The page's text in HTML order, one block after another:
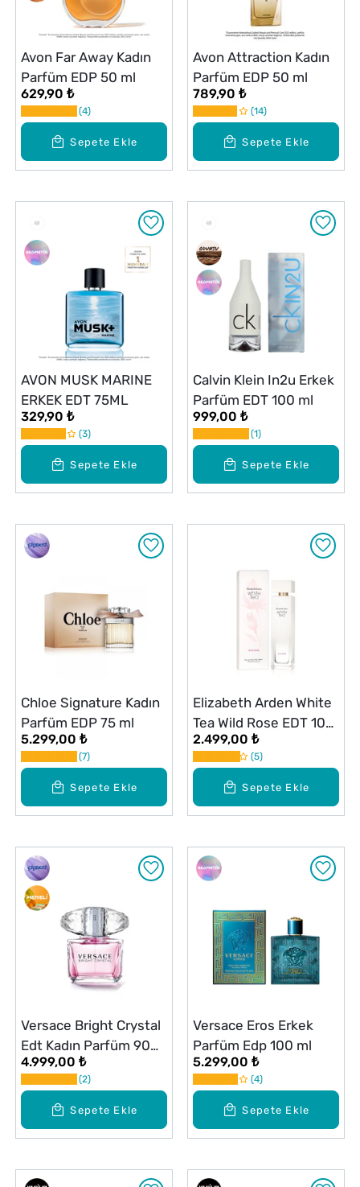
Sepete Ekle
Avon Far Away Kadın
Parfüm EDP 50 ml
629,90 ₺
4
Sepete Ekle
Avon Attraction Kadın
Parfüm EDP 50 ml
789,90 ₺
14
Sepete Ekle
AVON MUSK MARINE
ERKEK EDT 75ML
329,90 ₺
3
Sepete Ekle
Calvin Klein In2u Erkek
Parfüm EDT 100 ml
999,00 ₺
1
Sepete Ekle
Chloe Signature Kadın
Parfüm EDP 75 ml
5.299,00 ₺
7
Sepete Ekle
Elizabeth Arden White
Tea Wild Rose EDT 100
ml
2.499,00 ₺
5
Sepete Ekle
Versace Bright Crystal
Edt Kadın Parfüm 90
ml
4.999,00 ₺
2
Sepete Ekle
Versace Eros Erkek
Parfüm Edp 100 ml
5.299,00 ₺
4